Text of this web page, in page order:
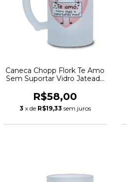
Caneca Chopp Flork Te Amo
Sem Suportar Vidro Jateado
R$58,00
3 x de R$19,33 sem juros